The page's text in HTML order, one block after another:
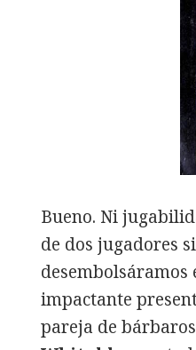
Bueno. Ni
de dos jugadores
desembolsáramos
impactante
pareja de